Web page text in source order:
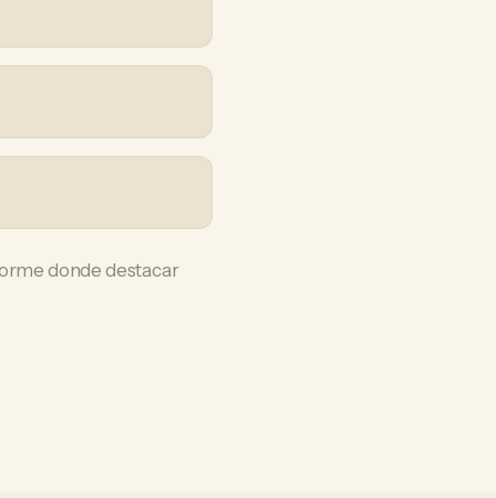
donde destacar